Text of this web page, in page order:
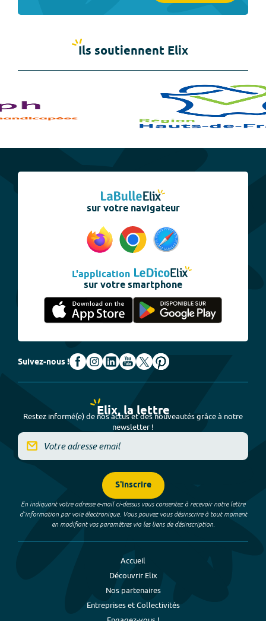
Ils soutiennent Elix
sur votre navigateur
L'application
sur votre smartphone
Suivez-nous !
Elix, la lettre
Restez informé(e) de nos actus et des nouveautés grâce à notre
newsletter !
S'inscrire
En indiquant votre adresse e-mail ci-dessus vous consentez à recevoir notre lettre
d’information par voie électronique. Vous pouvez vous désinscrire à tout moment
en modifiant vos paramètres via les liens de désinscription.
Accueil
Découvrir Elix
Nos partenaires
Entreprises et Collectivités